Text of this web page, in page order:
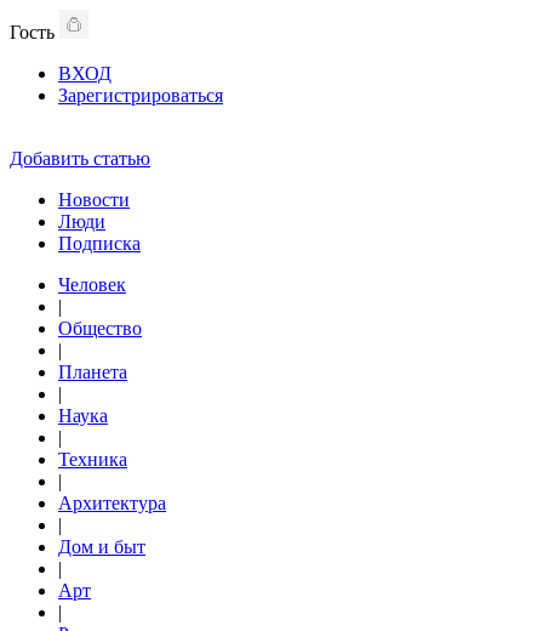
Гость
ВХОД
Зарегистрироваться
Добавить статью
Новости
Люди
Подписка
Человек
|
Общество
|
Планета
|
Наука
|
Техника
|
Архитектура
|
Дом и быт
|
Арт
|